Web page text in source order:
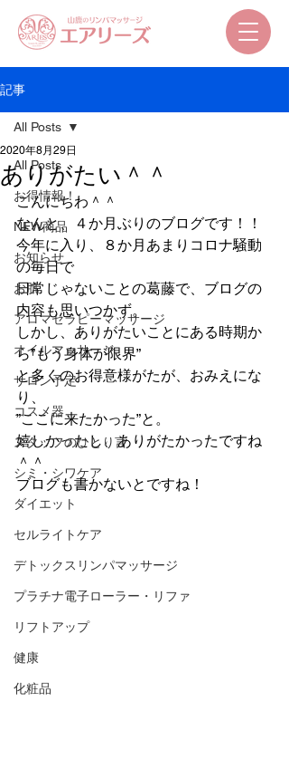
記事
All Posts
お得情報！
NEW商品
お知らせ
お肌
アロマセラピーマッサージ
オイルマッサージ
サロン予定
コスメ器
スタッフのひとり言
シミ・シワケア
ダイエット
セルライトケア
デトックスリンパマッサージ
プラチナ電子ローラー・リファ
リフトアップ
健康
化粧品
All Posts
ありがたい＾＾
2020年8月29日
こんにちわ＾＾
なんと、４か月ぶりのブログです！！
今年に入り、８か月あまりコロナ騒動
の毎日で
日常じゃないことの葛藤で、ブログの
内容も思いつかず。
しかし、ありがたいことにある時期か
ら”もう身体が限界”
と多くのお得意様がたが、おみえにな
り、
”ここに来たかった”と。
嬉しかったし、ありがたかったですね
＾＾
ブログも書かないとですね！